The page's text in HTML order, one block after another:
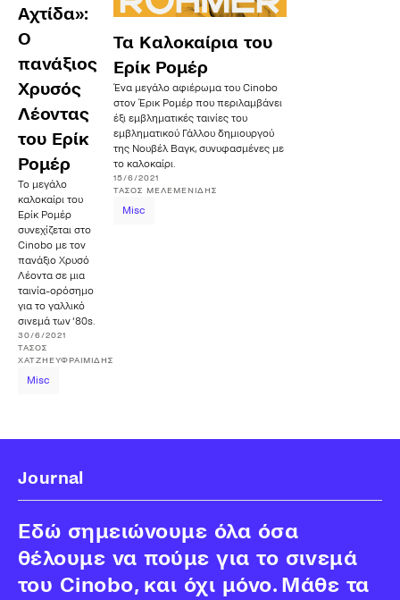
Αχτίδα»:
Ο
πανάξιος
Χρυσός
Λέοντας
του Ερίκ
Ρομέρ
Το μεγάλο
καλοκαίρι του
Ερίκ Ρομέρ
συνεχίζεται στο
Cinobo με τον
πανάξιο Χρυσό
Λέοντα σε μια
ταινία-ορόσημο
για το γαλλικό
σινεμά των ‘80s.
30/6/2021
ΤΆΣΟΣ
ΧΑΤΖΗΕΥΦΡΑΙΜΊΔΗΣ
Misc
Τα Kαλοκαίρια του
Ερίκ Ρομέρ
Ένα μεγάλο αφιέρωμα του Cinobo
στον Έρικ Ρομέρ που περιλαμβάνει
έξι εμβληματικές ταινίες του
εμβληματικού Γάλλου δημιουργού
της Νουβέλ Βαγκ, συνυφασμένες με
το καλοκαίρι.
15/6/2021
ΤΆΣΟΣ ΜΕΛΕΜΕΝΊΔΗΣ
Misc
Journal
Εδώ σημειώνουμε όλα όσα
θέλουμε να πούμε για το σινεμά
του Cinobo, και όχι μόνο. Μάθε τα